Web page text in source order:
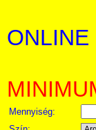
ONLINE
Mennyiség: